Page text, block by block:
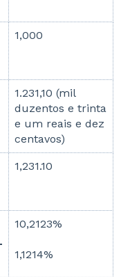
1,000
1.231,10 (mil
duzentos e trinta
e um reais e dez
centavos)
1,231.10
10,2123%
1,1214%